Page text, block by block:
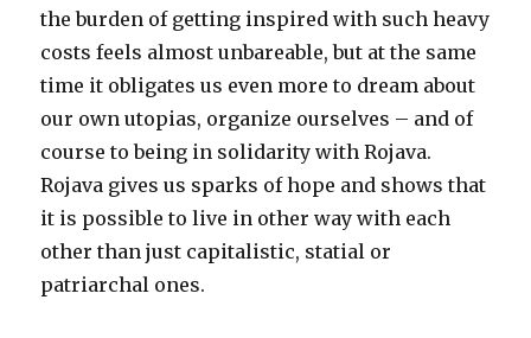
the burden of getting inspired with such heavy
costs feels almost unbareable, but at the same
time it obligates us even more to dream about
our own utopias, organize ourselves – and of
coursetobeing in solidarity with Rojava.
Rojava gives us sparks of hope and shows that
it is possible to live in other way with each
other than just capitalistic, statial or
patriarchal ones.